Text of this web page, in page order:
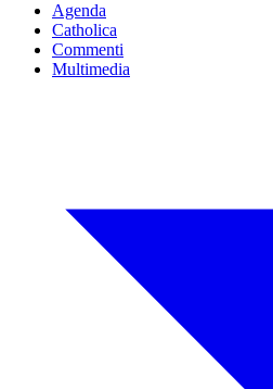
Agenda
Catholica
Commenti
Multimedia